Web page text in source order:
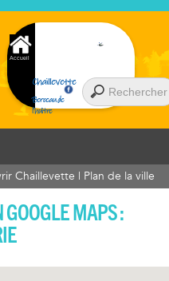
Accueil
Chaillevette
Berceau de
l'huître
Chaillevette | Plan de la ville
GOOGLE MAPS :